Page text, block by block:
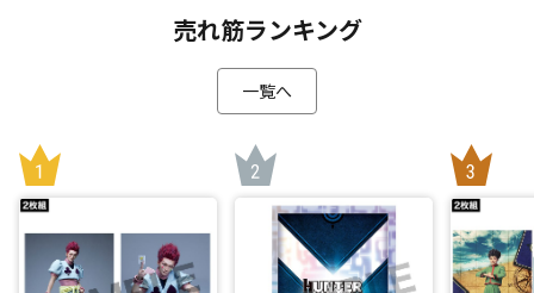
売れ筋ランキング
一覧へ